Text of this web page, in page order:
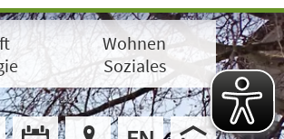
Wohnen
Soziales